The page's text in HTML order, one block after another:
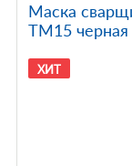
Маска
TM15 черная
ХИТ